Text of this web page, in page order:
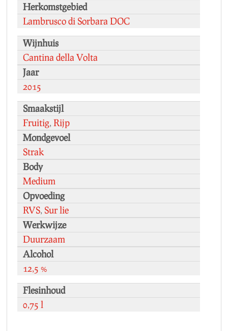
Herkomstgebied
Lambrusco di Sorbara DOC
Wijnhuis
Cantina della Volta
Jaar
2015
Smaakstijl
Fruitig, Rijp
Mondgevoel
Strak
Body
Medium
Opvoeding
RVS, Sur lie
Werkwijze
Duurzaam
Alcohol
12,5 %
Flesinhoud
0,75 l